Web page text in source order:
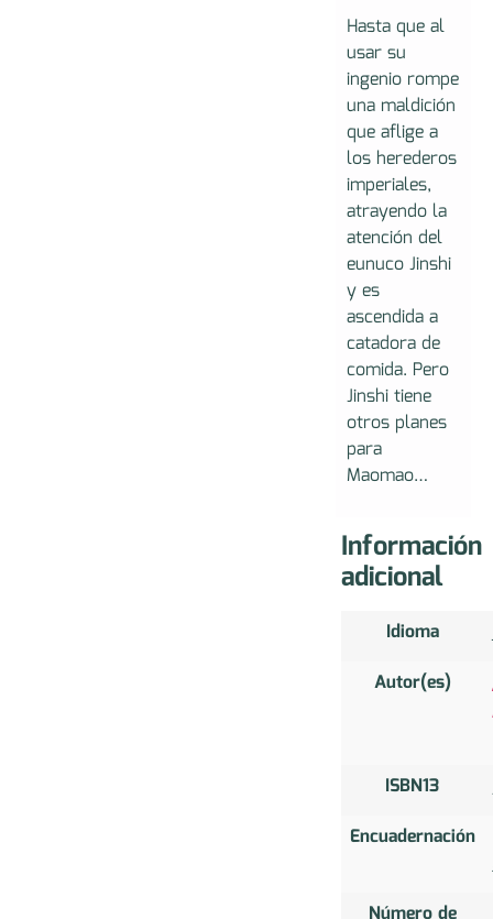
Hasta que al
usar su
ingenio rompe
una maldición
que aflige a
los herederos
imperiales,
atrayendo la
atención del
eunuco Jinshi
y es
ascendida a
catadora de
comida. Pero
Jinshi tiene
otros planes
para
Maomao…
Información
adicional
Idioma
Autor(es)
ISBN13
Encuadernación
Número de